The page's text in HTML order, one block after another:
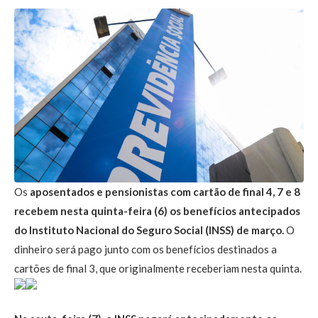
Os aposentados e pensionistas com cartão de final 4, 7 e 8
recebem nesta quinta-feira (6) os benefícios antecipados
do Instituto Nacional do Seguro Social (INSS) de março. O
dinheiro será pago junto com os benefícios destinados a
cartões de final 3, que originalmente receberiam nesta quinta.